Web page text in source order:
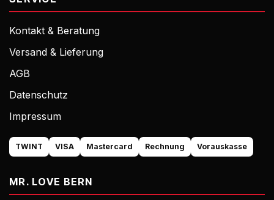
Kontakt & Beratung
Versand & Lieferung
AGB
Datenschutz
Impressum
TWINT VISA Mastercard Rechnung Vorauskasse
MR. LOVE BERN